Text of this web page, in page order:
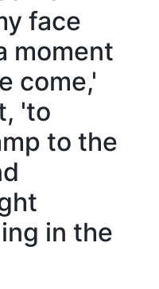
face
moment
come,'
'to
to the
in the